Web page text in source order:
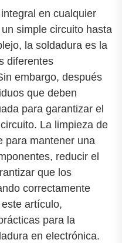
en cualquier
simple circuito hasta
la soldadura es la
diferentes
embargo, después
que deben
para garantizar el
La limpieza de
para mantener una
reducir el
que los
correctamente
artículo,
para la
en electrónica.